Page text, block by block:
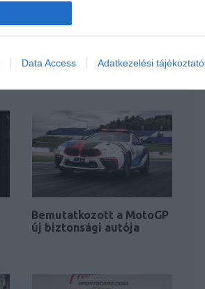
Data Access Adatkezelési tájékoztató
kapott az Audi TTS,
Bemutatkozott a MotoGP
új biztonsági autója